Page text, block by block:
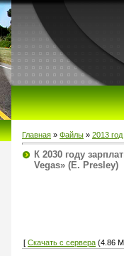
Главная » Файлы » 2013 год
К 2030 году
Vegas» (E. Presley)
[ Скачать с сервера (4.86